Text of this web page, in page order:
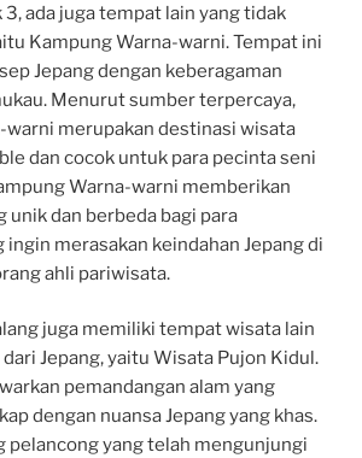
3, ada juga tempat lain yang tidak
Kampung Warna-warni. Tempat ini
Jepang dengan keberagaman
Menurut sumber terpercaya,
warni merupakan destinasi wisata
dan cocok untuk para pecinta seni
Warna-warni memberikan
unik dan berbeda bagi para
ingin merasakan keindahan Jepang di
ahli pariwisata.
juga memiliki tempat wisata lain
Jepang, yaitu Wisata Pujon Kidul.
pemandangan alam yang
dengan nuansa Jepang yang khas.
pelancong yang telah mengunjungi